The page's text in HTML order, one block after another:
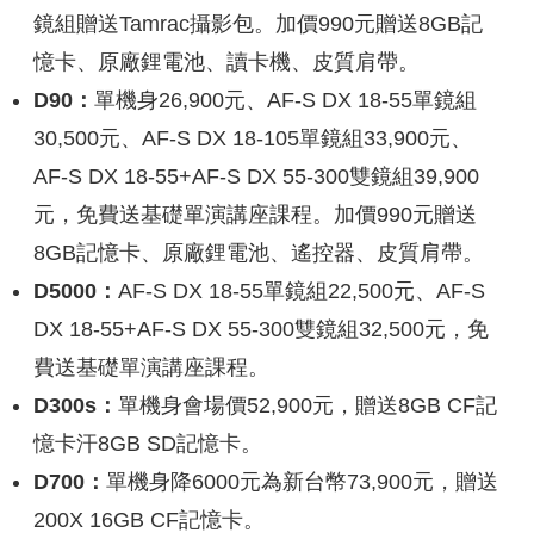
鏡組贈送Tamrac攝影包。加價990元贈送8GB記
憶卡、原廠鋰電池、讀卡機、皮質肩帶。
D90： 單機身26,900元、AF-S DX 18-55單鏡組
30,500元、AF-S DX 18-105單鏡組33,900元、
AF-S DX 18-55+AF-S DX 55-300雙鏡組39,900
元，免費送基礎單演講座課程。加價990元贈送
8GB記憶卡、原廠鋰電池、遙控器、皮質肩帶。
D5000： AF-S DX 18-55單鏡組22,500元、AF-S
DX 18-55+AF-S DX 55-300雙鏡組32,500元，免
費送基礎單演講座課程。
D300s： 單機身會場價52,900元，贈送8GB CF記
憶卡汗8GB SD記憶卡。
D700： 單機身降6000元為新台幣73,900元，贈送
200X 16GB CF記憶卡。